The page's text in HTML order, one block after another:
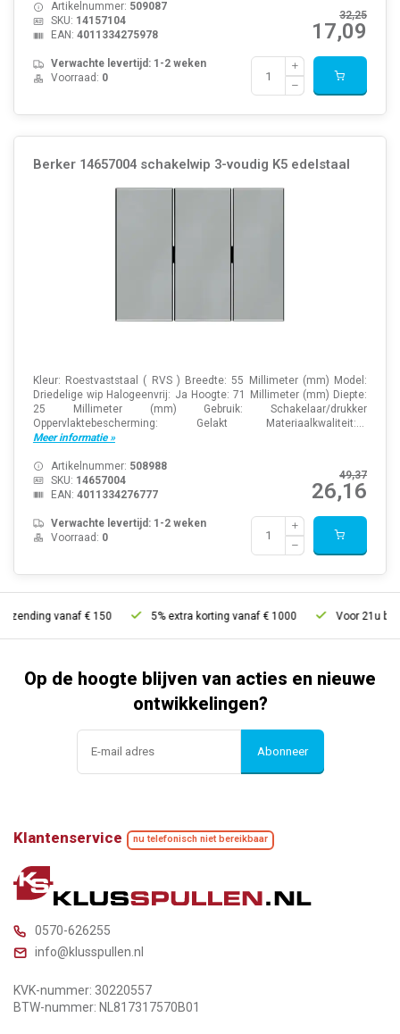
32,25
17,09
Artikelnummer: 509087
SKU: 14157104
EAN: 4011334275978
Verwachte levertijd: 1-2 weken
Voorraad: 0
Berker 14657004 schakelwip 3-voudig K5 edelstaal
Kleur: Roestvaststaal ( RVS ) Breedte: 55 Millimeter (mm) Model:
Driedelige wip Halogeenvrij: Ja Hoogte: 71 Millimeter (mm) Diepte:
25 Millimeter (mm) Gebruik: Schakelaar/drukker
Oppervlaktebescherming: Gelakt Materiaalkwaliteit:...
Meer informatie »
49,37
26,16
Artikelnummer: 508988
SKU: 14657004
EAN: 4011334276777
Verwachte levertijd: 1-2 weken
Voorraad: 0
vanaf € 150 5% extra korting vanaf € 1000 Voor 21u
Op de hoogte blijven van acties en nieuwe
ontwikkelingen?
Abonneer
Klantenservice nu telefonisch niet bereikbaar
0570-626255
info@klusspullen.nl
KVK-nummer: 30220557
BTW-nummer: NL817317570B01